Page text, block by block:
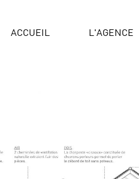
ACCUEIL L'AGENCE